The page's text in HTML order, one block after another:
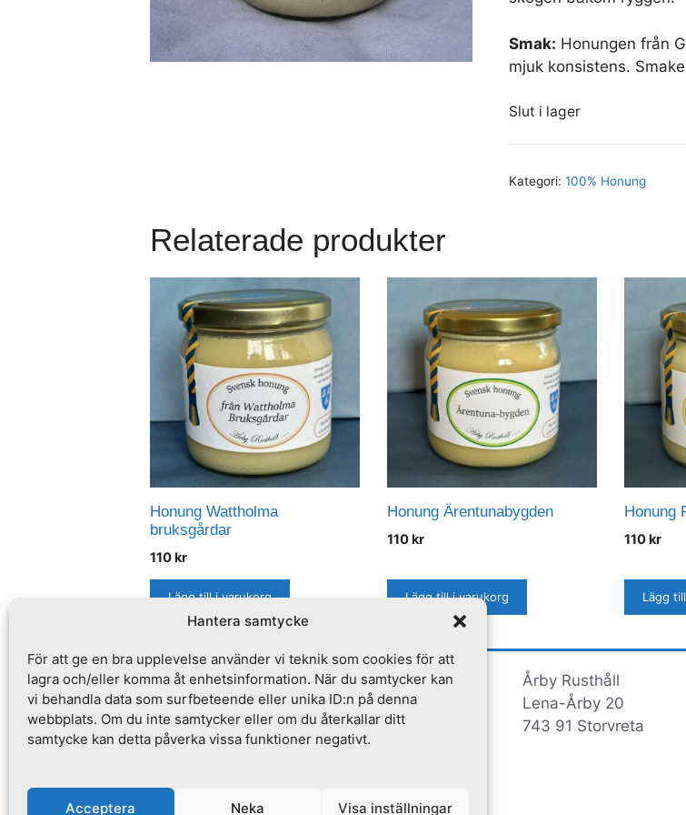
Hantera samtycke
För att ge en bra upplevelse använder vi teknik som cookies för att
lagra och/eller komma åt enhetsinformation. När du samtycker kan
vi behandla data som surfbeteende eller unika ID:n på denna
webbplats. Om du inte samtycker eller om du återkallar ditt
samtycke kan detta påverka vissa funktioner negativt.
Acceptera Neka Visa inställningar
Smak: Honungen från
mjuk konsistens.
Slut i lager
Kategori:100% Honung
Relaterade produkter
Honung Wattholma
bruksgårdar
110kr
Lägg till i varukorg
Honung Ärentunabygden
110kr
Lägg till i varukorg
Honung
110kr
Lägg
Om Årby Rusthåll Köpvillkor
Årby Rusthåll
Lena-Årby 20
743 91 Storvreta